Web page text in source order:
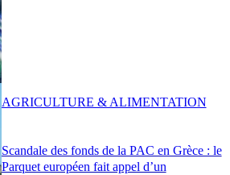
Scandale des fonds de la PAC en Grèce : le
Parquet européen fait appel d’un
AGRICULTURE & ALIMENTATION